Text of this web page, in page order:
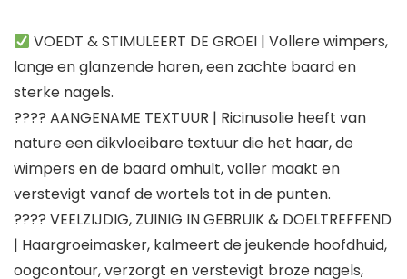
VOEDT & STIMULEERT DE GROEI | Vollere wimpers,
lange en glanzende haren, een zachte baard en
sterke nagels.
???? AANGENAME TEXTUUR | Ricinusolie heeft van
nature een dikvloeibare textuur die het haar, de
wimpers en de baard omhult, voller maakt en
verstevigt vanaf de wortels tot in de punten.
???? VEELZIJDIG, ZUINIG IN GEBRUIK & DOELTREFFEND
| Haargroeimasker, kalmeert de jeukende hoofdhuid,
oogcontour, verzorgt en verstevigt broze nagels,